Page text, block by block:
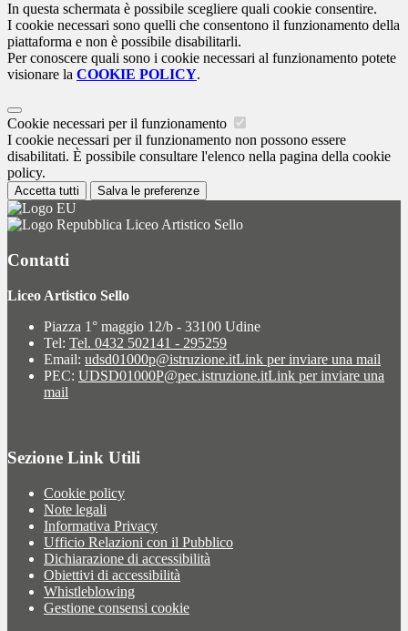
In questa schermata è possibile scegliere quali cookie consentire.
I cookie necessari sono quelli che consentono il funzionamento della
piattaforma e non è possibile disabilitarli.
Per conoscere quali sono i cookie necessari al funzionamento potete
visionare la COOKIE POLICY.
Cookie necessari per il funzionamento
I cookie necessari per il funzionamento non possono essere
disabilitati. È possibile consultare l'elenco nella pagina della cookie
policy.
Accetta tutti Salva le preferenze
Liceo Artistico Sello
Contatti
Liceo Artistico Sello
Piazza 1° maggio 12/b - 33100 Udine
Tel: Tel. 0432 502141 - 295259
Email: udsd01000p@istruzione.itLink per inviare una mail
PEC: UDSD01000P@pec.istruzione.itLink per inviare una
mail
Sezione Link Utili
Cookie policy
Note legali
Informativa Privacy
Ufficio Relazioni con il Pubblico
Dichiarazione di accessibilità
Obiettivi di accessibilità
Whistleblowing
Gestione consensi cookie